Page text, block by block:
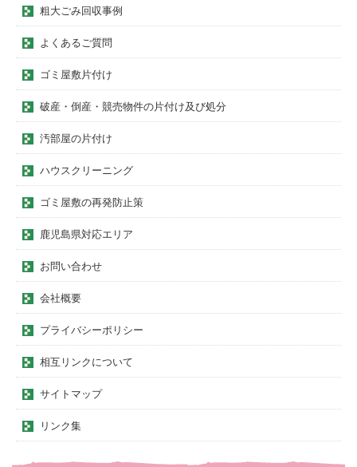
粗大ごみ回収事例
よくあるご質問
ゴミ屋敷片付け
破産・倒産・競売物件の片付け及び処分
汚部屋の片付け
ハウスクリーニング
ゴミ屋敷の再発防止策
鹿児島県対応エリア
お問い合わせ
会社概要
プライバシーポリシー
相互リンクについて
サイトマップ
リンク集